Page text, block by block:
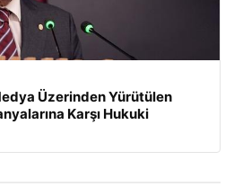
Üzerinden Yürütülen
Karşı Hukuki